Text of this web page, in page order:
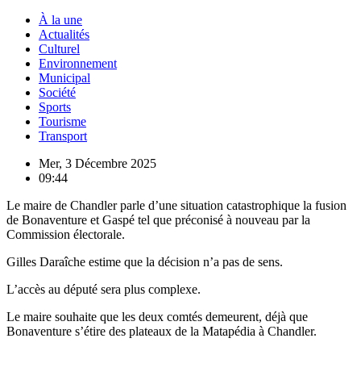
À la une
Actualités
Culturel
Environnement
Municipal
Société
Sports
Tourisme
Transport
Mer, 3 Décembre 2025
09:44
Le maire de Chandler parle d’une situation catastrophique la fusion
de Bonaventure et Gaspé tel que préconisé à nouveau par la
Commission électorale.
Gilles Daraîche estime que la décision n’a pas de sens.
L’accès au député sera plus complexe.
Le maire souhaite que les deux comtés demeurent, déjà que
Bonaventure s’étire des plateaux de la Matapédia à Chandler.